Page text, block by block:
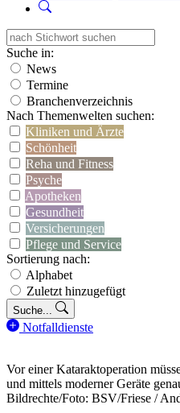
Suche in:
News
Termine
Branchenverzeichnis
Nach Themenwelten suchen:
Kliniken und Ärzte
Schönheit
Reha und Fitness
Psyche
Apotheken
Gesundheit
Versicherungen
Pflege und Service
Sortierung nach:
Alphabet
Zuletzt hinzugefügt
Suche...
Notfalldienste
Vor einer Kataraktoperation
und mittels moderner Geräte
Bildrechte/Foto: BSV/Friese /